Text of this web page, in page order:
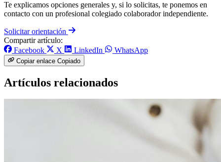
Te explicamos opciones generales y, si lo solicitas, te ponemos en
contacto con un profesional colegiado colaborador independiente.
Solicitar orientación
Compartir artículo:
Facebook
X LinkedIn WhatsApp
Copiar enlace Copiado
Artículos relacionados